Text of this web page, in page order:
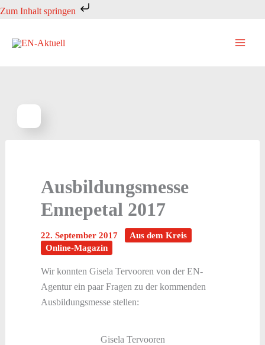
Zum Inhalt springen
Zum
springen
Ausbildungsmesse
Ennepetal 2017
22. September 2017
Aus dem Kreis
Online-Magazin
Wir konnten Gisela Tervooren von der EN-
Agentur ein paar Fragen zu der kommenden
Ausbildungsmesse stellen:
Gisela Tervooren